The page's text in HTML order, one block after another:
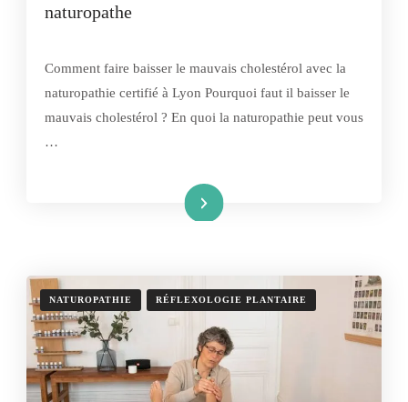
naturopathe
Comment faire baisser le mauvais cholestérol avec la
naturopathie certifié à Lyon Pourquoi faut il baisser le
mauvais cholestérol ? En quoi la naturopathie peut vous
…
Lire la suite
NATUROPATHIE RÉFLEXOLOGIE PLANTAIRE